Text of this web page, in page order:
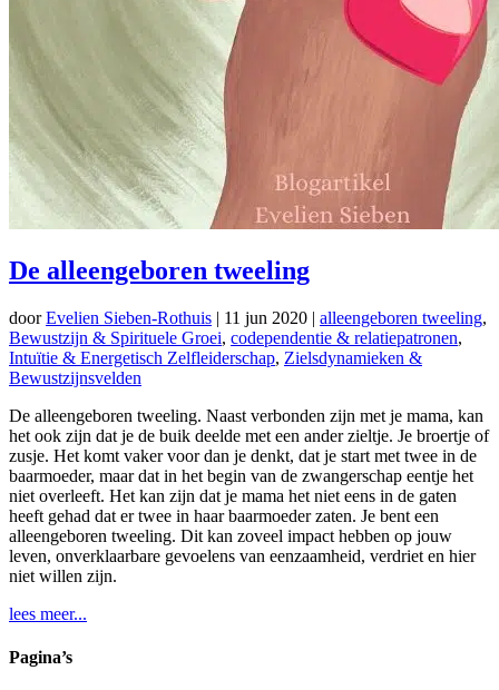
De alleengeboren tweeling
doorEvelien Sieben-Rothuis | 11 jun 2020 | alleengeboren tweeling,
Bewustzijn & Spirituele Groei, codependentie & relatiepatronen,
Intuïtie & Energetisch Zelfleiderschap, Zielsdynamieken &
Bewustzijnsvelden
De alleengeboren tweeling. Naast verbonden zijn met je mama, kan
het ook zijn dat je de buik deelde met een ander zieltje. Je broertje of
zusje. Het komt vaker voor dan je denkt, dat je start met twee in de
baarmoeder, maar dat in het begin van de zwangerschap eentje het
niet overleeft. Het kan zijn dat je mama het niet eens in de gaten
heeft gehad dat er twee in haar baarmoeder zaten. Je bent een
alleengeboren tweeling. Dit kan zoveel impact hebben op jouw
leven, onverklaarbare gevoelens van eenzaamheid, verdriet en hier
niet willen zijn.
lees meer...
Pagina’s